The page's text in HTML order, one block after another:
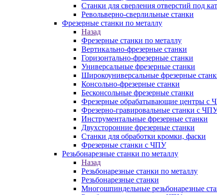
Станки для сверления отверстий под
Револьверно-сверлильные станки
Фрезерные станки по металлу
Назад
Фрезерные станки по металлу
Вертикально-фрезерные станки
Горизонтально-фрезерные станки
Универсальные фрезерные станки
Широкоуниверсальные фрезерные
Консольно-фрезерные станки
Бесконсольные фрезерные станки
Фрезерные обрабатывающие центры с
Фрезерно-гравировальные станки с
Инструментальные фрезерные станки
Двухсторонние фрезерные станки
Станки для обработки кромки, фаски
Фрезерные станки с ЧПУ
Резьбонарезные станки по металлу
Назад
Резьбонарезные станки по металлу
Резьбонарезные станки
Многошпиндельные резьбонарезные